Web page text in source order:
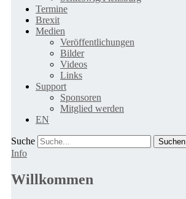
Termine
Brexit
Medien
Veröffentlichungen
Bilder
Videos
Links
Support
Sponsoren
Mitglied werden
EN
Suche
Info
Willkommen